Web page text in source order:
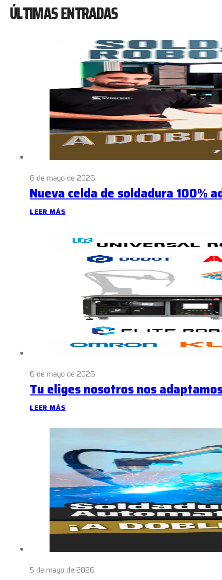
ÚLTIMAS ENTRADAS
8 de mayo de 2026
Nueva celda de soldadura 100%
LEER MÁS
6 de mayo de 2026
Tu eliges nosotros nos
LEER MÁS
5 de mayo de 2026